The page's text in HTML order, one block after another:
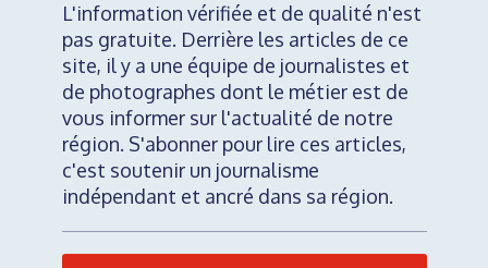
L'information vérifiée et de qualité n'est
pas gratuite. Derrière les articles de ce
site, il y a une équipe de journalistes et
de photographes dont le métier est de
vous informer sur l'actualité de notre
région. S'abonner pour lire ces articles,
c'est soutenir un journalisme
indépendant et ancré dans sa région.